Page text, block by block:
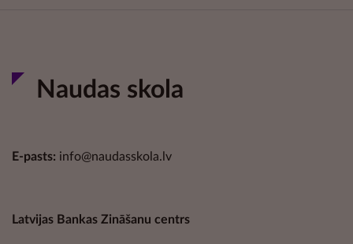
Naudas skola
E-pasts: info@naudasskola.lv
Latvijas Bankas Zināšanu centrs